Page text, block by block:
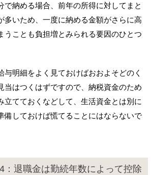
で納める場合、前年の所得に対してまと
多いため、一度に納める金額がさらに高
うことも負担増とみられる要因のひとつ
与明細をよく見ておけばおおよそどのく
当はつくはずですので、納税資金のため
立てておくなどして、生活資金とは別に
備しておけば慌てることにはならないで
：退職金は勤続年数によって控除